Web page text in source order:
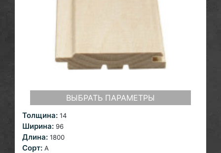
ВЫБРАТЬ ПАРАМЕТРЫ
Толщина: 14
Ширина: 96
Длина: 1800
Сорт: A